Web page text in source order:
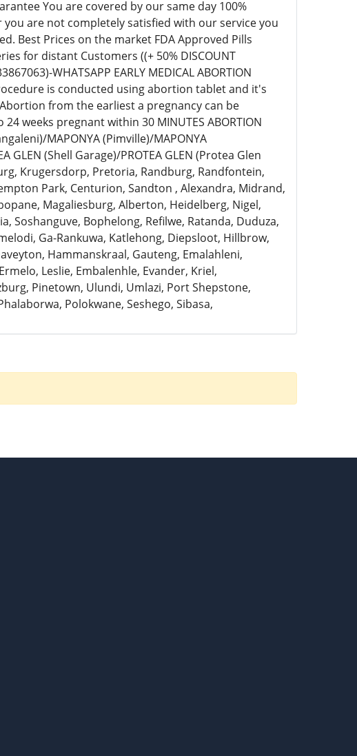
You are covered by our same day 100%
are not completely satisfied with our service you
Best Prices on the market FDA Approved Pills
for distant Customers ((+ 50% DISCOUNT
WHATSAPP EARLY MEDICAL ABORTION
is conducted using abortion tablet and it's
from the earliest a pregnancy can be
weeks pregnant within 30 MINUTES ABORTION
MAPONYA (Pimville)/MAPONYA
GLEN (Shell Garage)/PROTEA GLEN (Protea Glen
Krugersdorp, Pretoria, Randburg, Randfontein,
Park, Centurion, Sandton , Alexandra, Midrand,
Magaliesburg, Alberton, Heidelberg, Nigel,
Soshanguve, Bophelong, Refilwe, Ratanda, Duduza,
Ga-Rankuwa, Katlehong, Diepsloot, Hillbrow,
Hammanskraal, Gauteng, Emalahleni,
Leslie, Embalenhle, Evander, Kriel,
Pinetown, Ulundi, Umlazi, Port Shepstone,
Polokwane, Seshego, Sibasa,